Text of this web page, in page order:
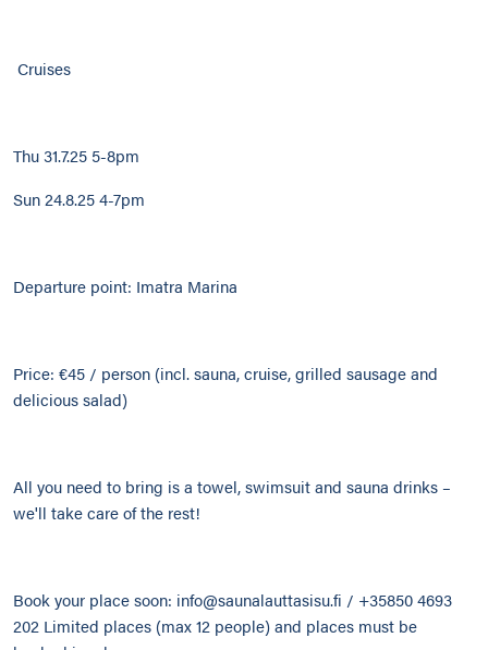
Cruises
Thu 31.7.25 5-8pm
Sun 24.8.25 4-7pm
Departure point: Imatra Marina
Price: €45 / person (incl. sauna, cruise, grilled sausage and
delicious salad)
All you need to bring is a towel, swimsuit and sauna drinks –
we'll take care of the rest!
Book your place soon: info@saunalauttasisu.fi / +35850 4693
202 Limited places (max 12 people) and places must be